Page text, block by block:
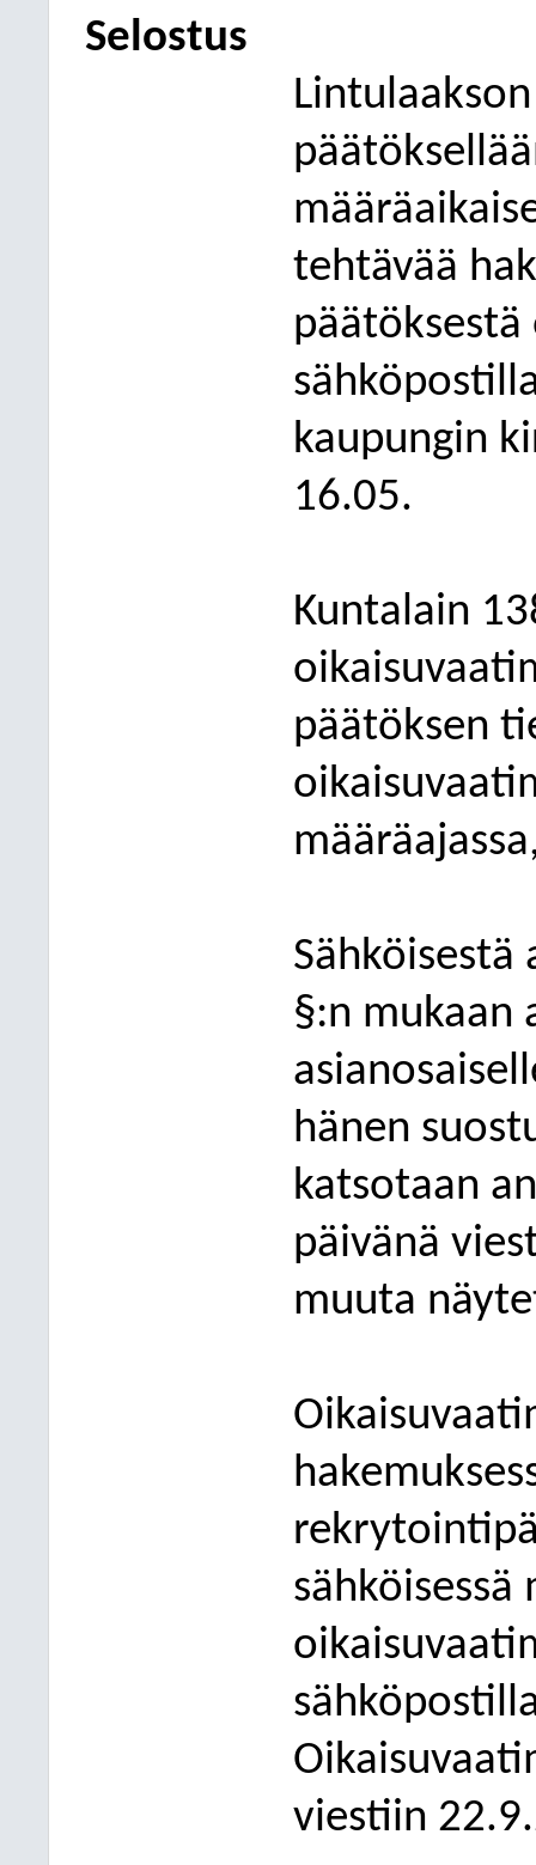
Selostus
tehtävää
päätöksestä
kaupungin
16.05.
Kuntalain
päätöksen
§:n mukaan
hänen
katsotaan
päivänä
muuta nä
viestiin